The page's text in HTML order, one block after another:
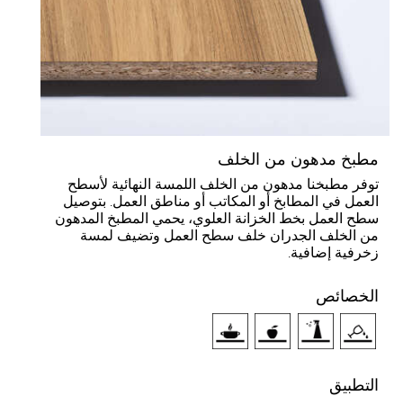
مدهون من الخلف
مطبخنا مدهون من الخلف اللمسة النهائية لأسطح
في المطابخ أو المكاتب أو مناطق العمل. بتوصيل
العمل بخط الخزانة العلوي، يحمي المطبخ المدهون
الخلف الجدران خلف سطح العمل وتضيف لمسة
إضافية.